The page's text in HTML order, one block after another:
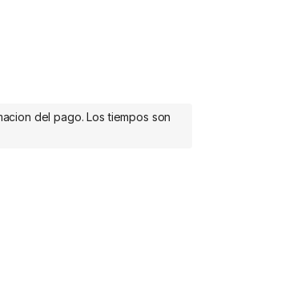
2U PERMIT quantity
del pago. Los tiempos son